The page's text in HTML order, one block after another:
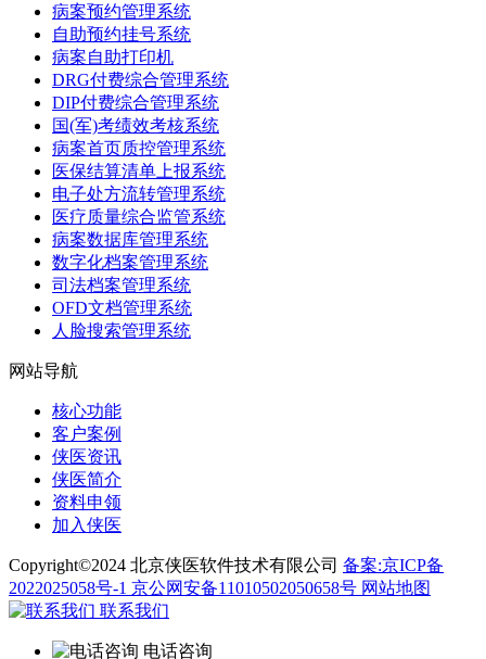
病案预约管理系统
自助预约挂号系统
病案自助打印机
DRG付费综合管理系统
DIP付费综合管理系统
国(军)考绩效考核系统
病案首页质控管理系统
医保结算清单上报系统
电子处方流转管理系统
医疗质量综合监管系统
病案数据库管理系统
数字化档案管理系统
司法档案管理系统
OFD文档管理系统
人脸搜索管理系统
网站导航
核心功能
客户案例
侠医资讯
侠医简介
资料申领
加入侠医
Copyright©2024 北京侠医软件技术有限公司 备案:京ICP备
2022025058号-1 京公网安备11010502050658号 网站地图
联系我们
电话咨询